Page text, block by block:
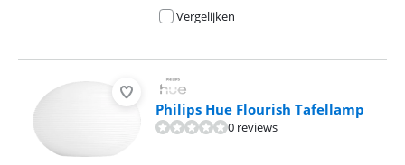
Vergelijken
Philips Hue Flourish Tafellamp
0 reviews